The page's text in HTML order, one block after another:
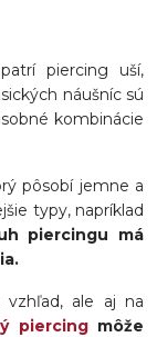
piercing uší,
náušníc sú
kombinácie
pôsobí jemne a
typy, napríklad
piercingu má
ale aj na
piercingmôže